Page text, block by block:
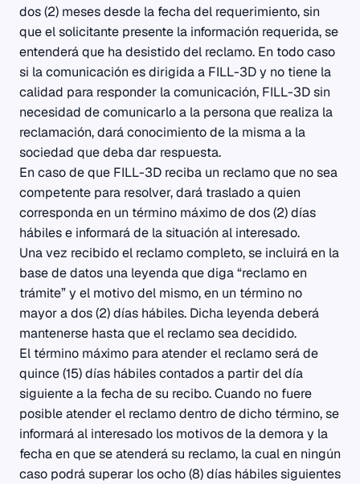
dos (2) meses desde la fecha del requerimiento, sin
que el solicitante presente la información requerida, se
entenderá que ha desistido del reclamo. En todo caso
si la comunicación es dirigida a FILL-3D y no tiene la
calidad para responder la comunicación, FILL-3D sin
necesidad de comunicarlo a la persona que realiza la
reclamación, dará conocimiento de la misma a la
sociedad que deba dar respuesta.
En caso de que FILL-3D reciba un reclamo que no sea
competente para resolver, dará traslado a quien
corresponda en un término máximo de dos (2) días
hábiles e informará de la situación al interesado.
Una vez recibido el reclamo completo, se incluirá en la
base de datos una leyenda que diga “reclamo en
trámite” y el motivo del mismo, en un término no
mayor a dos (2) días hábiles. Dicha leyenda deberá
mantenerse hasta que el reclamo sea decidido.
El término máximo para atender el reclamo será de
quince (15) días hábiles contados a partir del día
siguiente a la fecha de su recibo. Cuando no fuere
posible atender el reclamo dentro de dicho término, se
informará al interesado los motivos de la demora y la
fecha en que se atenderá su reclamo, la cual en ningún
caso podrá superar los ocho (8) días hábiles siguientes